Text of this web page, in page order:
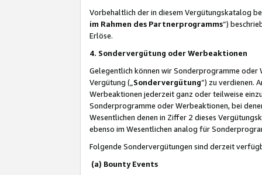
Vorbehaltlich der in diesem Vergütungskatalog
im Rahmen des Partnerprogramms“)
Erlöse.
4. Sondervergütung oder Werbeaktionen
Gelegentlich können wir Sonderprogramme
Vergütung („ Sondervergütung”) zu verdienen.
Werbeaktionen jederzeit ganz oder teilweise
Sonderprogramme oder Werbeaktionen, bei
Wesentlichen denen in Ziffer 2 dieses
ebenso im Wesentlichen analog für
Folgende Sondervergütungen sind derzeit
(a) Bounty Events